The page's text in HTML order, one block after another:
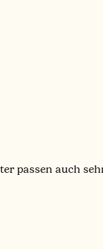
passen auch